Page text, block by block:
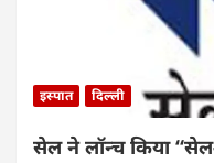
इस्पात दिल्ली
सेल ने लॉन्च किया